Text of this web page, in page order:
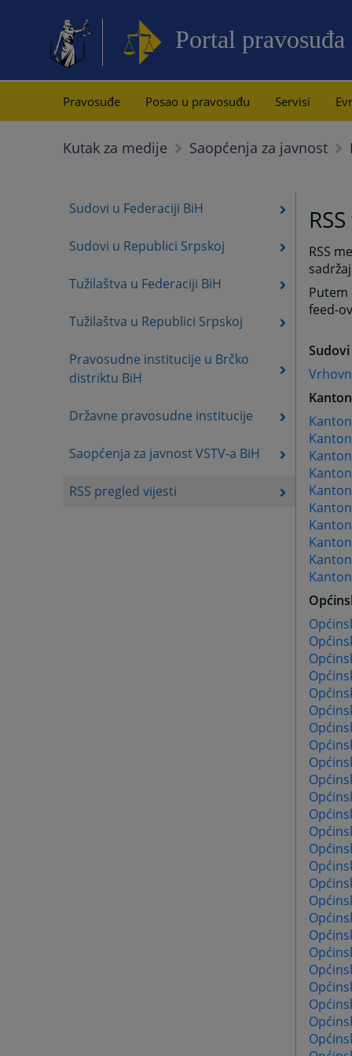
Portal
Pravosuđe Posao u pravosuđu Servisi
Kutak za medije Saopćenja za javnost
Sudovi u Federaciji BiH
Sudovi u Republici Srpskoj
Tužilaštva u Federaciji BiH
Tužilaštva u Republici Srpskoj
Pravosudne institucije u Brčko
distriktu BiH
Državne pravosudne institucije
Saopćenja za javnost VSTV-a BiH
RSS pregled vijesti
RSS
Putem
feed-